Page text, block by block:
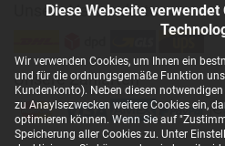
Diese Webseite
Wir verwenden Cookies, um Ihnen ein
und für die ordnungsgemäße Funktion
Kundenkonto). Neben diesen
zu Anaylsezwecken weitere Cookies ein,
optimieren können. Wenn Sie auf
Speicherung aller Cookies zu. Unter
Unsere Versandarten
Unsere Zahlarten